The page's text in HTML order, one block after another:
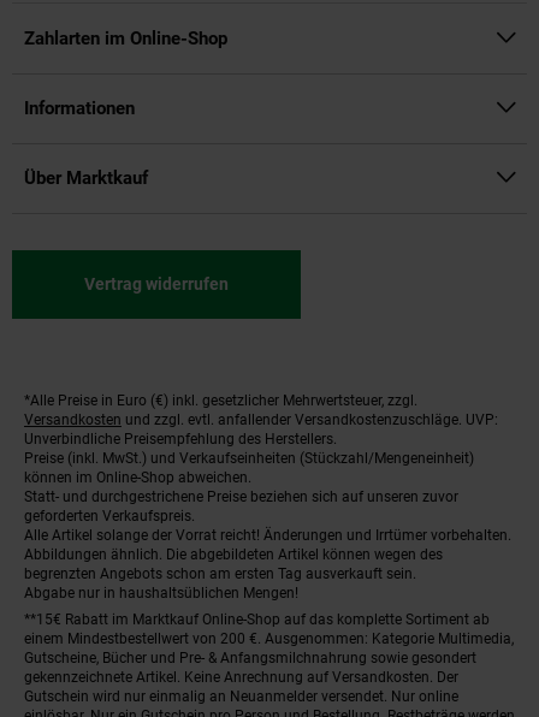
Zahlarten im Online-Shop
Informationen
Über Marktkauf
Vertrag widerrufen
Fußnoten
*Alle Preise in Euro (€) inkl. gesetzlicher Mehrwertsteuer, zzgl.
Versandkosten und zzgl. evtl. anfallender Versandkostenzuschläge. UVP:
Unverbindliche Preisempfehlung des Herstellers.
Preise (inkl. MwSt.) und Verkaufseinheiten (Stückzahl/Mengeneinheit)
können im Online-Shop abweichen.
Statt- und durchgestrichene Preise beziehen sich auf unseren zuvor
geforderten Verkaufspreis.
Alle Artikel solange der Vorrat reicht! Änderungen und Irrtümer vorbehalten.
Abbildungen ähnlich. Die abgebildeten Artikel können wegen des
begrenzten Angebots schon am ersten Tag ausverkauft sein.
Abgabe nur in haushaltsüblichen Mengen!
**15€ Rabatt im Marktkauf Online-Shop auf das komplette Sortiment ab
einem Mindestbestellwert von 200 €. Ausgenommen: Kategorie Multimedia,
Gutscheine, Bücher und Pre- & Anfangsmilchnahrung sowie gesondert
gekennzeichnete Artikel. Keine Anrechnung auf Versandkosten. Der
Gutschein wird nur einmalig an Neuanmelder versendet. Nur online